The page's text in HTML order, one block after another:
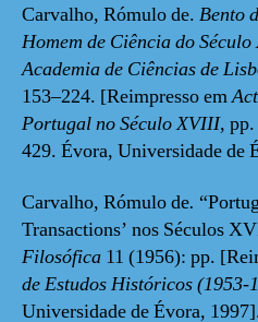
Carvalho, Rómulo de. Bento
Homem de Ciência do
Academia de Ciências de
153–224. [Reimpresso em
Portugal no Século XVIII,
429. Évora, Universidade de
Carvalho, Rómulo de.
Transactions’ nos Séculos
Filosófica 11 (1956): pp.
de Estudos Históricos (1953-
Universidade de Évora,